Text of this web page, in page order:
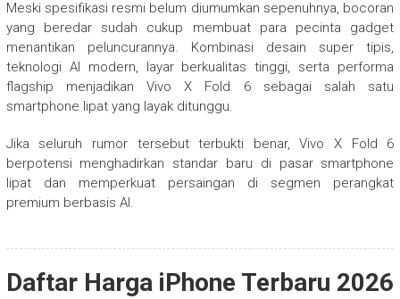
Meski spesifikasi resmi belum diumumkan sepenuhnya, bocoran
yang beredar sudah cukup membuat para pecinta gadget
menantikan peluncurannya. Kombinasi desain super tipis,
teknologi AI modern, layar berkualitas tinggi, serta performa
flagship menjadikan Vivo X Fold 6 sebagai salah satu
smartphone lipat yang layak ditunggu.
Jika seluruh rumor tersebut terbukti benar, Vivo X Fold 6
berpotensi menghadirkan standar baru di pasar smartphone
lipat dan memperkuat persaingan di segmen perangkat
premium berbasis AI.
Daftar Harga iPhone Terbaru 2026